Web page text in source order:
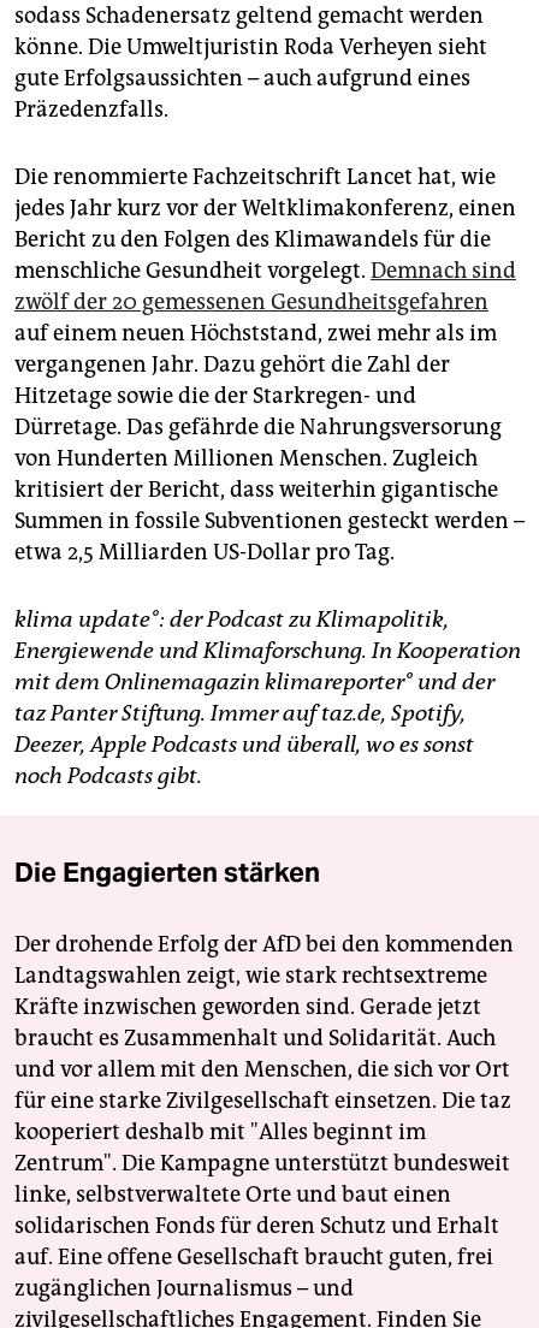
sodass Schadenersatz geltend gemacht werden
könne. Die Umweltjuristin Roda Verheyen sieht
gute Erfolgsaussichten – auch aufgrund eines
Präzedenzfalls.
Die renommierte Fachzeitschrift Lancet hat, wie
jedes Jahr kurz vor der Weltklimakonferenz, einen
Bericht zu den Folgen des Klimawandels für die
menschliche Gesundheit vorgelegt. Demnach sind
zwölf der 20 gemessenen Gesundheitsgefahren
auf einem neuen Höchststand, zwei mehr als im
vergangenen Jahr. Dazu gehört die Zahl der
Hitzetage sowie die der Starkregen- und
Dürretage. Das gefährde die Nahrungsversorung
von Hunderten Millionen Menschen. Zugleich
kritisiert der Bericht, dass weiterhin gigantische
Summen in fossile Subventionen gesteckt werden –
etwa 2,5 Milliarden US-Dollar pro Tag.
klima update°: der Podcast zu Klimapolitik,
Energiewende und Klimaforschung. In Kooperation
mit dem Onlinemagazin klimareporter° und der
taz Panter Stiftung. Immer auf taz.de, Spotify,
Deezer, Apple Podcasts und überall, wo es sonst
noch Podcasts gibt.
Die Engagierten stärken
Der drohende Erfolg der AfD bei den kommenden
Landtagswahlen zeigt, wie stark rechtsextreme
Kräfte inzwischen geworden sind. Gerade jetzt
braucht es Zusammenhalt und Solidarität. Auch
und vor allem mit den Menschen, die sich vor Ort
für eine starke Zivilgesellschaft einsetzen. Die taz
kooperiert deshalb mit "Alles beginnt im
Zentrum". Die Kampagne unterstützt bundesweit
linke, selbstverwaltete Orte und baut einen
solidarischen Fonds für deren Schutz und Erhalt
auf. Eine offene Gesellschaft braucht guten, frei
zugänglichen Journalismus – und
zivilgesellschaftliches Engagement. Finden Sie